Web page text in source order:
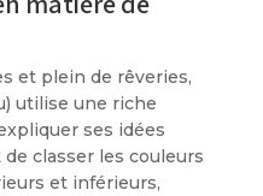
et plein de rêveries,
utilise une riche
ses idées
classer les couleurs
et inférieurs,